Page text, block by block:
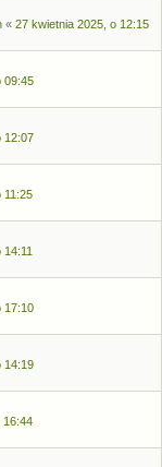
« 27 kwietnia 2025, o 12:15
09:45
12:07
11:25
17:10
14:19
16:44